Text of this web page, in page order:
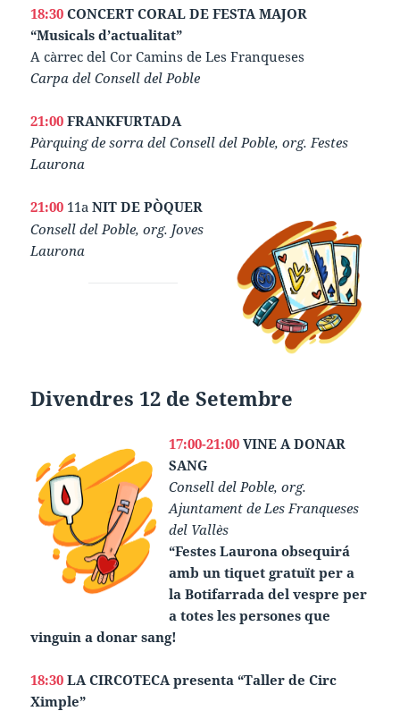
18:30 CONCERT CORAL DE FESTA MAJOR
“Musicals d’actualitat”
A càrrec del Cor Camins de Les Franqueses
Carpa del Consell del Poble
21:00 FRANKFURTADA
Pàrquing de sorra del Consell del Poble, org. Festes
Laurona
21:00 11aNIT DE PÒQUER
Consell del Poble, org. Joves
Laurona
Divendres 12 de Setembre
17:00-21:00 VINE A DONAR
SANG
Consell del Poble, org.
Ajuntament de Les Franqueses
del Vallès
“Festes Laurona obsequirá
amb un tiquet gratuït per a
la Botifarrada del vespre per
a totes les persones que
vinguin a donar sang!
18:30 LA CIRCOTECA presenta “Taller de Circ
Ximple”